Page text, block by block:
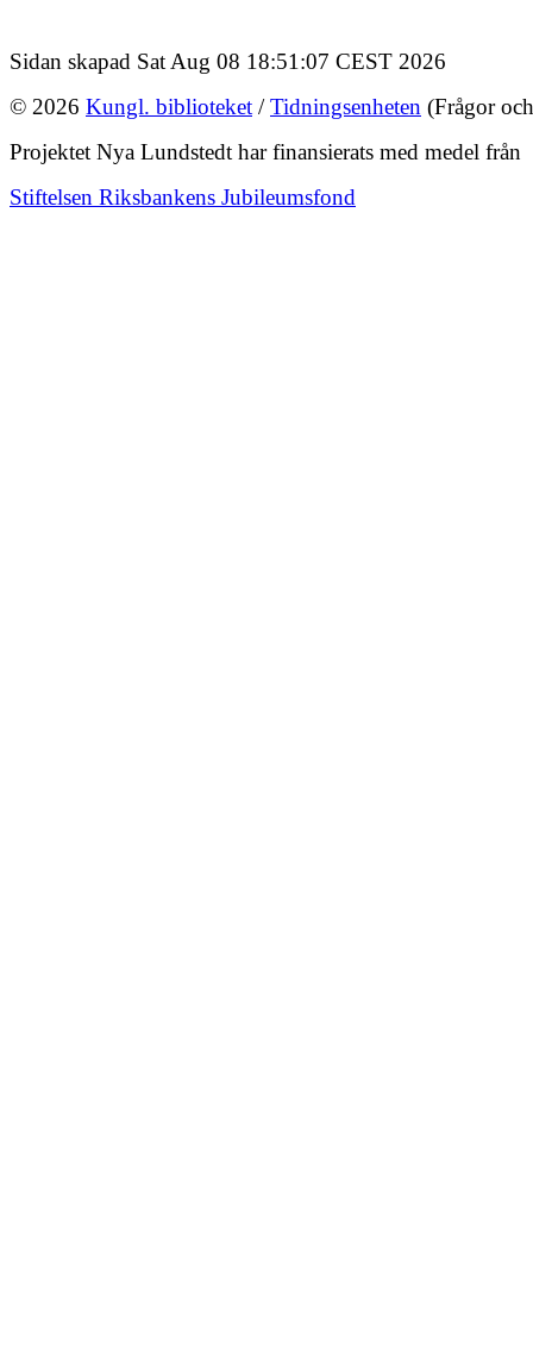
Sidan skapad Sat Aug 08 18:51:07 CEST 2026
© 2026 Kungl. biblioteket /Tidningsenheten (Frågor
Projektet Nya Lundstedt har finansierats med medel från
Stiftelsen Riksbankens Jubileumsfond